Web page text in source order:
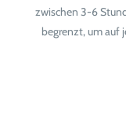
zwischen 3-6
begrenzt, um auf